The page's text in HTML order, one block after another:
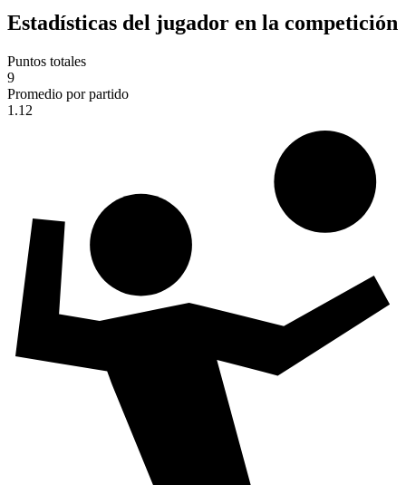
Estadísticas del jugador en la competición
Puntos totales
9
Promedio por partido
1.12